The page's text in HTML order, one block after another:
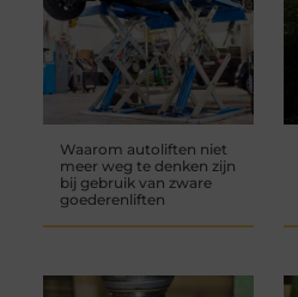
Waarom autoliften niet
meer weg te denken zijn
bij gebruik van zware
goederenliften